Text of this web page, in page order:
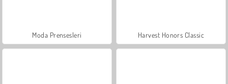
Moda Prensesleri Harvest Honors Classic